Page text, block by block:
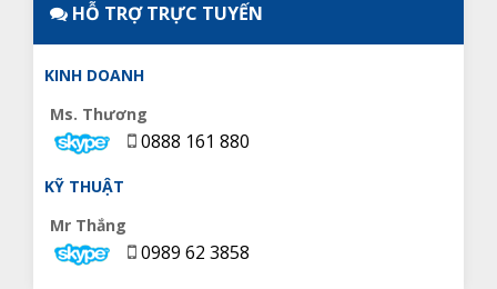
HỖ TRỢ TRỰC TUYẾN
KINH DOANH
Ms. Thương
0888 161 880
KỸ THUẬT
Mr Thắng
0989 62 3858